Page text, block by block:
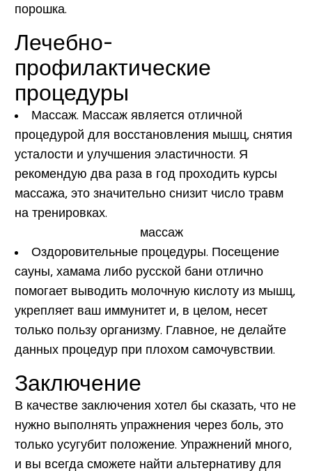
порошка.
Лечебно-
профилактические
процедуры
Массаж. Массаж является отличной
процедурой для восстановления мышц, снятия
усталости и улучшения эластичности. Я
рекомендую два раза в год проходить курсы
массажа, это значительно снизит число травм
на тренировках.
Оздоровительные процедуры. Посещение
сауны, хамама либо русской бани отлично
помогает выводить молочную кислоту из мышц,
укрепляет ваш иммунитет и, в целом, несет
только пользу организму. Главное, не делайте
данных процедур при плохом самочувствии.
Заключение
В качестве заключения хотел бы сказать, что не
нужно выполнять упражнения через боль, это
только усугубит положение. Упражнений много,
и вы всегда сможете найти альтернативу для